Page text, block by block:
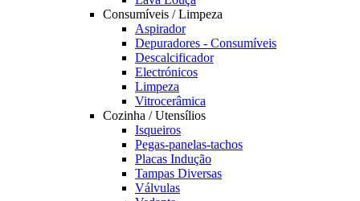
Consumíveis / Limpeza
Aspirador
Depuradores - Consumíveis
Descalcificador
Electrónicos
Limpeza
Vitrocerâmica
Cozinha / Utensílios
Isqueiros
Pegas-panelas-tachos
Placas Indução
Tampas Diversas
Válvulas